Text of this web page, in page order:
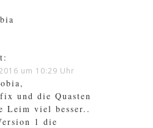
um 10:29 Uhr
und die Quasten
Leim viel besser..
1 die